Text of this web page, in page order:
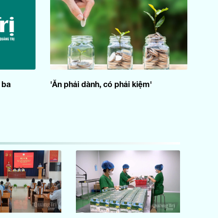
ba
'Ăn phải dành, có phải kiệm'
vùng biên A Dơi
06:30
Nội chính, phòng, chống tham
nhũng, lãng phí và tiêu cực:
Quảng Trị đưa Nghị quyết 66-
NQ/TW vào cuộc sống
06:50
Phim sitcom: Soái ca anh ở
đâu - Tập 308
08:05 Văn hóa nghệ thuật
08:20 Đại sứ du lịch Quảng Trị
08:40
Ký sự: Chùa Dâu - Đệ nhất cổ
tự trời Nam